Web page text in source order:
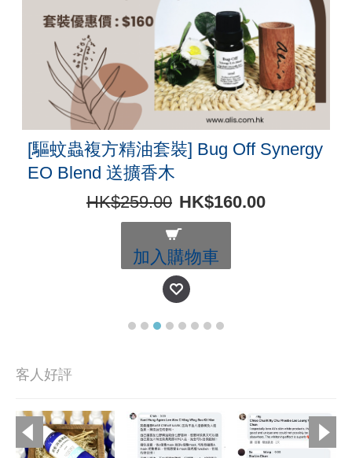
[驅蚊蟲複方精油套裝] Bug Off Synergy
EO Blend 送擴香木
HK$259.00 HK$160.00
加入購物車
客人好評